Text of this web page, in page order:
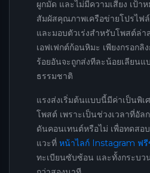
ผูกมัด และไม่มีความเสี่ยง เป้า
สัมผัสคุณภาพเครือข่ายโปรไฟล์
และมอบตัวเร่งสำหรับโพสต์ล่
เอฟเฟกต์ก้อนหิมะ เพียงกรอกลิ
ร้อยอันจะถูกส่งทีละน้อยเลียนแ
ธรรมชาติ
แรงส่งเริ่มต้นแบบนี้มีค่าเป็นพิเ
โพสต์ เพราะเป็นช่วงเวลาที่อัล
ดันคอนเทนต์หรือไม่ เพื่อทดสอ
แวะที่ หน้าไลก์ Instagram ฟรี
ทะเบียนซับซ้อน และทั้งกระบว